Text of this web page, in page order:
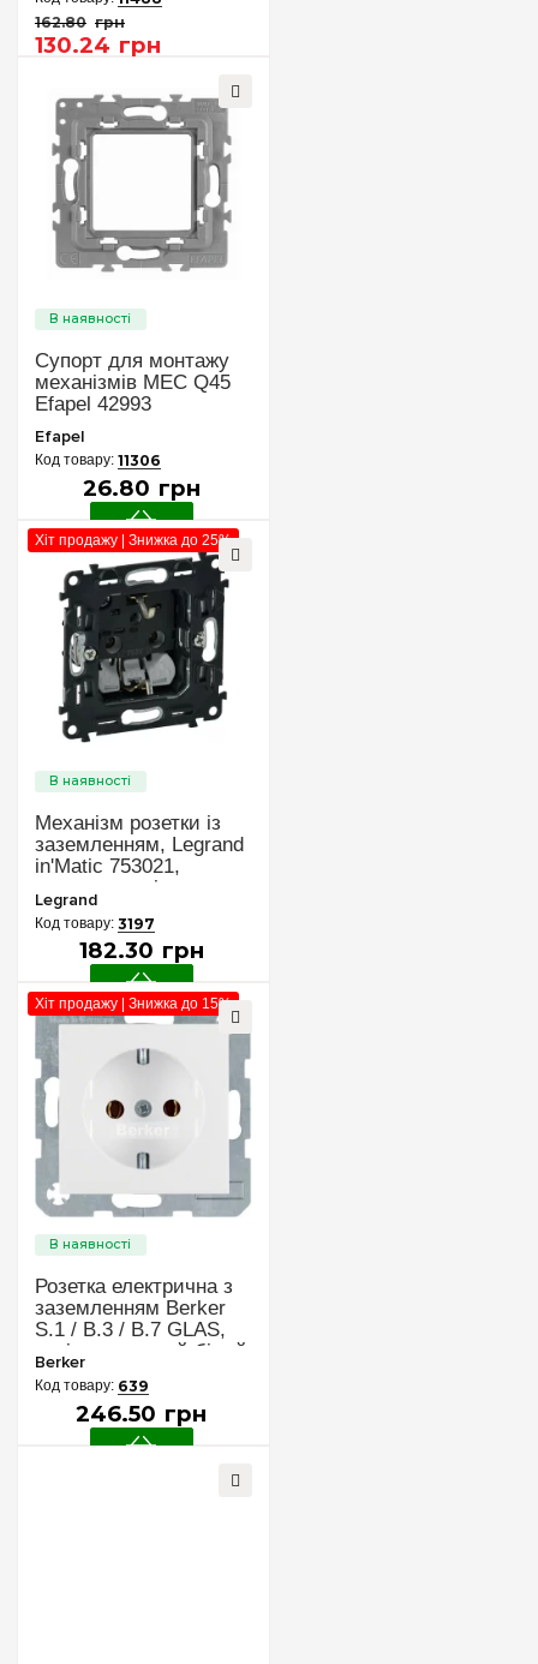
162.80 грн
130.24 грн
Супорт для монтажу
механізмів MEC Q45
Efapel 42993
Efapel
11306
26.80 грн
Хіт продажу | Знижка до 25%
Механізм розетки із
заземленням, Legrand
in'Matic 753021,
самозатискні клеми
Legrand
3197
182.30 грн
Хіт продажу | Знижка до 15%
Розетка електрична з
заземленням Berker
S.1 / B.3 / B.7 GLAS,
колір «полярний білий
глянсовий», 47438989
Berker
639
246.50 грн